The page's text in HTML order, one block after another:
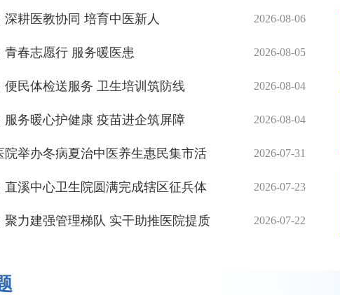
深耕医教协同 培育中医新人 2026-08-06
青春志愿行 服务暖医患 2026-08-05
便民体检送服务 卫生培训筑防线 2026-08-04
服务暖心护健康 疫苗进企筑屏障 2026-08-04
院举办冬病夏治中医养生惠民集市活 2026-07-31
直溪中心卫生院圆满完成辖区征兵体 2026-07-23
聚力建强管理梯队 实干助推医院提质 2026-07-22